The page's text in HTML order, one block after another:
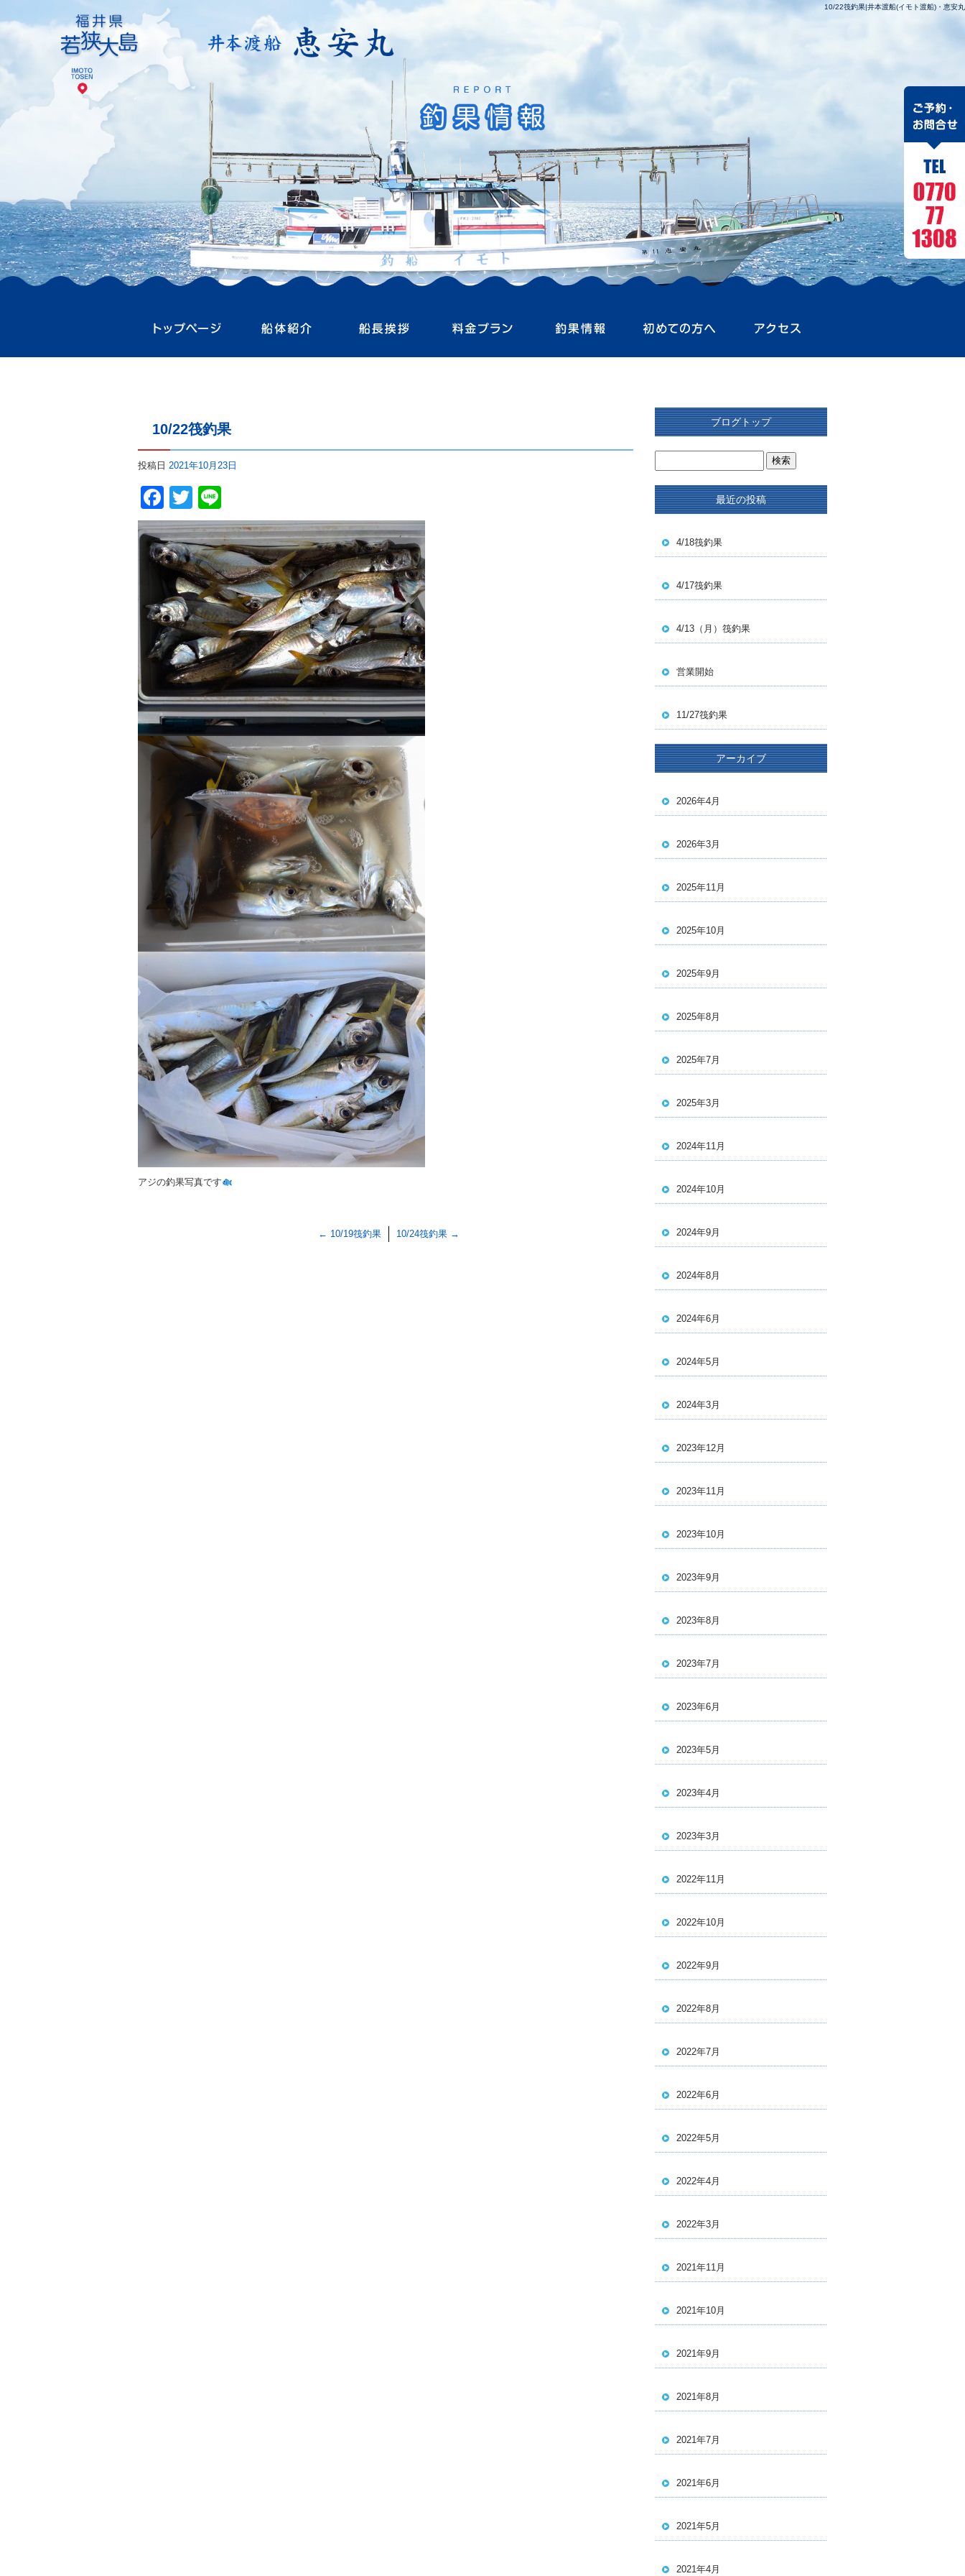
10/22筏釣果|井本渡船(イモト渡船)・恵安丸
10/22筏釣果
投稿日 2021年10月23日
Facebook
Twitter
アジの釣果写真です
← 10/19筏釣果 10/24筏釣果 →
ブログトップ
最近の投稿
4/18筏釣果
4/17筏釣果
4/13（月）筏釣果
営業開始
11/27筏釣果
アーカイブ
2026年4月
2026年3月
2025年11月
2025年10月
2025年9月
2025年8月
2025年7月
2025年3月
2024年11月
2024年10月
2024年9月
2024年8月
2024年6月
2024年5月
2024年3月
2023年12月
2023年11月
2023年10月
2023年9月
2023年8月
2023年7月
2023年6月
2023年5月
2023年4月
2023年3月
2022年11月
2022年10月
2022年9月
2022年8月
2022年7月
2022年6月
2022年5月
2022年4月
2022年3月
2021年11月
2021年10月
2021年9月
2021年8月
2021年7月
2021年6月
2021年5月
2021年4月